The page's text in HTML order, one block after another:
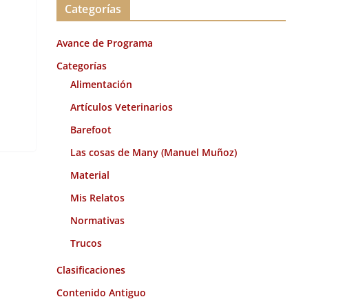
v
o
Categorías
Avance de Programa
Categorías
Alimentación
Artículos Veterinarios
Barefoot
Las cosas de Many (Manuel Muñoz)
Material
Mis Relatos
Normativas
Trucos
Clasificaciones
Contenido Antiguo